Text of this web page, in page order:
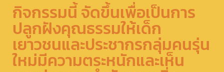
กิจกรรมนี้ จัดขึ้นเพื่อเป็นการ
ปลูกฝังคุณธรรมให้เด็ก
เยาวชนและประชากรกลุ่มคนรุ่น
ใหม่มีความตระหนักและเห็น